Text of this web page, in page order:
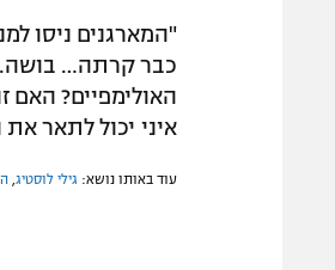
"המארגנים ניסו
כבר קרתה… בושה.
האולימפיים? האם
איני יכול לתאר
עוד באותו נושא: גילי לוסטיג